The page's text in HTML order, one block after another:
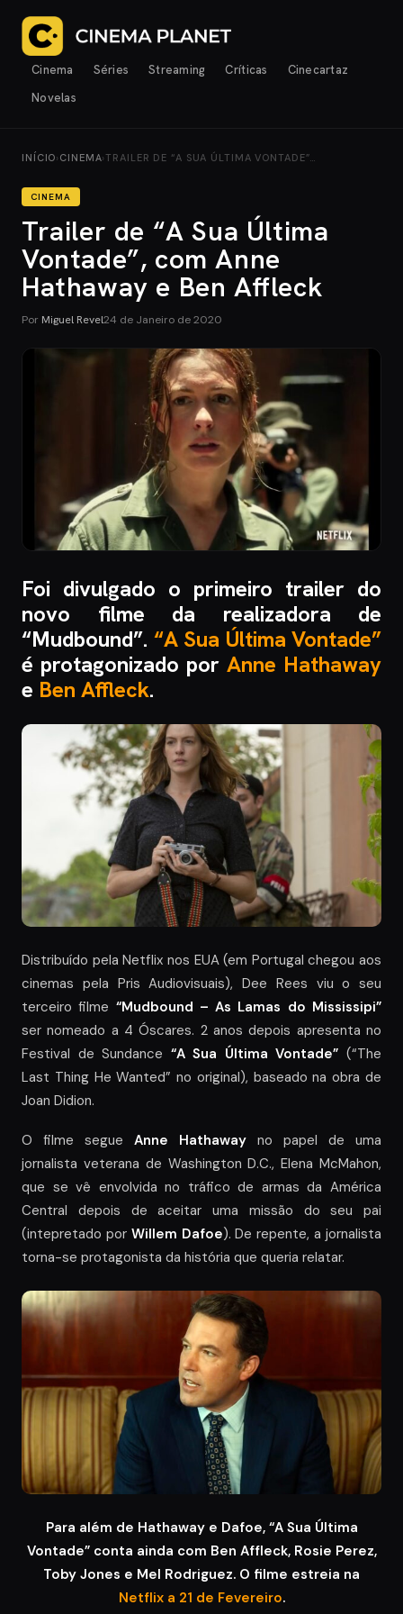
Cinema Séries Streaming Críticas
Cinecartaz
Novelas
INÍCIO› CINEMA›TRAILER DE “A SUA ÚLTIMA VONTADE”…
CINEMA
Trailer de “A Sua Última
Vontade”, com Anne
Hathaway e Ben Affleck
Por Miguel Revel24 de Janeiro de 2020
Foi divulgado o primeiro trailer do
novo filme da realizadora de
“Mudbound”. “A Sua Última Vontade”
é protagonizado por Anne Hathaway
e Ben Affleck.
Distribuído pela Netflix nos EUA (em Portugal chegou aos
cinemas pela Pris Audiovisuais), Dee Rees viu o seu
terceiro filme “Mudbound – As Lamas do Mississipi”
ser nomeado a 4 Óscares. 2 anos depois apresenta no
Festival de Sundance “A Sua Última Vontade” (“The
Last Thing He Wanted” no original), baseado na obra de
Joan Didion.
O filme segue Anne Hathaway no papel de uma
jornalista veterana de Washington D.C., Elena McMahon,
que se vê envolvida no tráfico de armas da América
Central depois de aceitar uma missão do seu pai
(intepretado por Willem Dafoe). De repente, a jornalista
torna-se protagonista da história que queria relatar.
Para além de Hathaway e Dafoe, “A Sua Última
Vontade” conta ainda com Ben Affleck, Rosie Perez,
Toby Jones e Mel Rodriguez. O filme estreia na
Netflix a 21 de Fevereiro.